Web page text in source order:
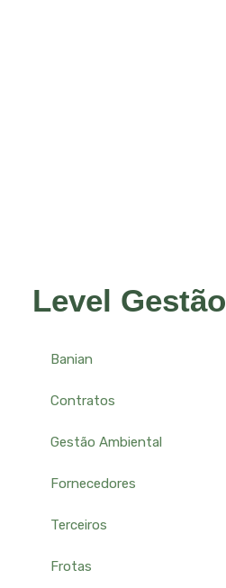
Level Gestão
Banian
Contratos
Gestão Ambiental
Fornecedores
Terceiros
Frotas